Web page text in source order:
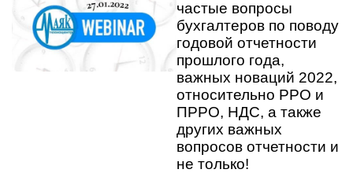
частые вопросы
бухгалтеров по поводу
годовой отчетности
прошлого года,
важных новаций 2022,
относительно РРО и
ПРРО, НДС, а также
других важных
вопросов отчетности и
не только!